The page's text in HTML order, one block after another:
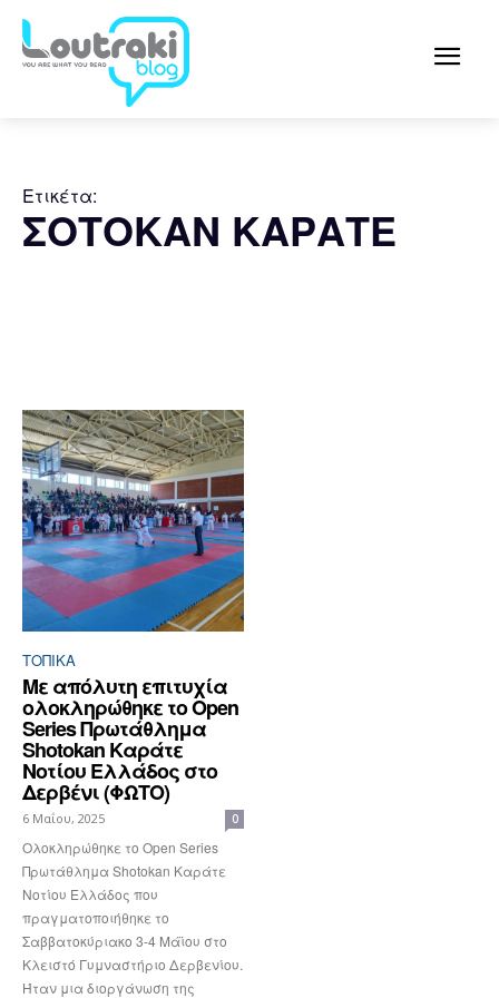
Ετικέτα:
ΣΟΤΟΚΑΝ ΚΑΡΑΤΕ
ΤΟΠΙΚΑ
Με απόλυτη επιτυχία
ολοκληρώθηκε το Open
Series Πρωτάθλημα
Shotokan Καράτε
Νοτίου Ελλάδος στο
Δερβένι (ΦΩΤΟ)
6 Μαΐου, 2025 0
Ολοκληρώθηκε το Open Series
Πρωτάθλημα Shotokan Καράτε
Νοτίου Ελλάδος που
πραγματοποιήθηκε το
Σαββατοκύριακο 3-4 Μάϊου στο
Κλειστό Γυμναστήριο Δερβενίου.
Ήταν μια διοργάνωση της